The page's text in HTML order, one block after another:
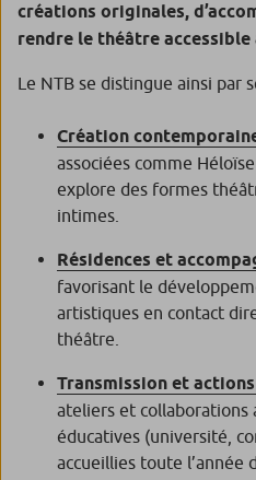
créations originales,
rendre le théâtre accessible
Le NTB se distingue ainsi par
Création
associées comme
explore des formes
intimes.
Résidences et
favorisant le
artistiques en contact
théâtre.
Transmission et
ateliers et collaborations
éducatives (université,
accueillies toute l’année